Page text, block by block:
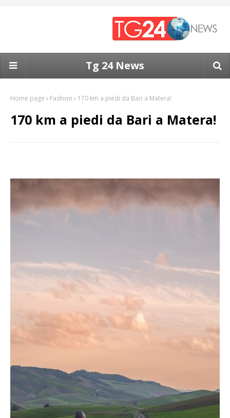
Tg 24 News
Home page Fashion 170 km a piedi da Bari a Matera!
170 km a piedi da Bari a Matera!